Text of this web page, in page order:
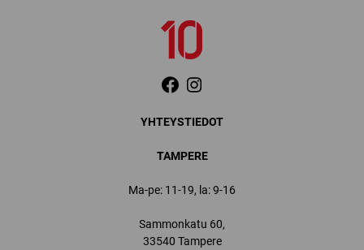
YHTEYSTIEDOT
TAMPERE
Ma-pe: 11-19, la: 9-16
Sammonkatu 60,
33540 Tampere